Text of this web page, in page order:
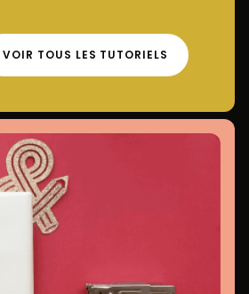
VOIR TOUS LES TUTORIELS